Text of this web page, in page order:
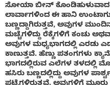
ಸೋಯಾ ಬೀನ್
ಲಾರ್ವಾಗಳಿಂದ ಈ ಹಾನಿ
ಬಣ್ಣದ್ದಾಗಿರುತ್ತವೆ, ಅವುಗಳ
ಮಚ್ಚೆಗಳಿದ್ದು ರೆಕ್ಕೆಗಳಿಗೆ ಕಂಚು
ಅವುಗಳ ಮಧ್ಯಭಾಗದಲ್ಲಿ ಎರಡು
ಕಾಣುತ್ತವೆ. ಹೆಣ್ಣು ಪತಂಗಗಳು
ಭಾಗದಲ್ಲಿರುವ ಎಲೆಗಳ ತಳದಲ್ಲಿ
ಹಸಿರು ಬಣ್ಣದಲ್ಲಿದ್ದು ಅವುಗಳ